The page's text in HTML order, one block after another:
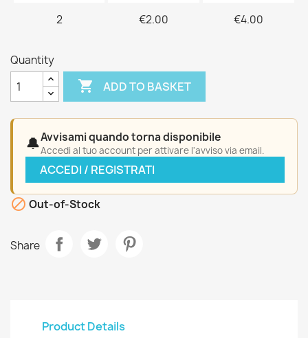
2 €2.00 €4.00
Quantity
 ADD TO BASKET
🔔Avvisami quando torna disponibile
Accedi al tuo account per attivare l'avviso via email.
ACCEDI / REGISTRATI
 Out-of-Stock
Share
Product Details